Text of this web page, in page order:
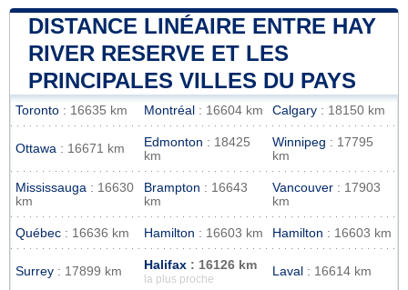
DISTANCE LINÉAIRE ENTRE HAY
RIVER RESERVE ET LES
PRINCIPALES VILLES DU PAYS
Toronto : 16635 km Montréal : 16604 km Calgary : 18150 km
Ottawa : 16671 km Edmonton : 18425
km
Winnipeg : 17795
km
Mississauga : 16630
km
Brampton : 16643
km
Vancouver : 17903
km
Québec : 16636 km Hamilton : 16603 km Hamilton : 16603 km
Surrey : 17899 km Halifax : 16126 km
la plus proche
Laval : 16614 km